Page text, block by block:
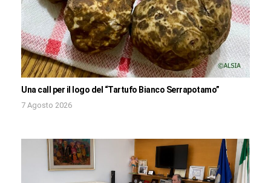
Una call per il logo del “Tartufo Bianco Serrapotamo”
7 Agosto 2026